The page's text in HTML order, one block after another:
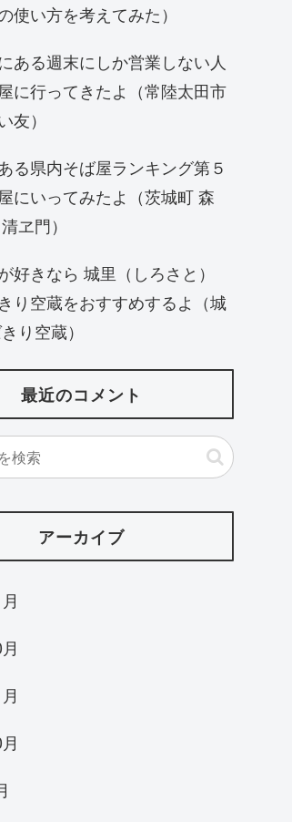
使い方を考えてみた）
ある週末にしか営業しない人
に行ってきたよ（常陸太田市
友）
る県内そば屋ランキング第５
にいってみたよ（茨城町 森
ヱ門）
好きなら 城里（しろさと）
り空蔵をおすすめするよ（城
り空蔵）
最近のコメント
アーカイブ